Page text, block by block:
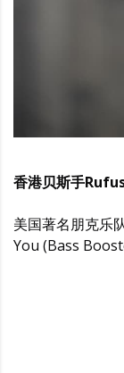
香港贝斯手
美国著名朋克乐
You (Bass